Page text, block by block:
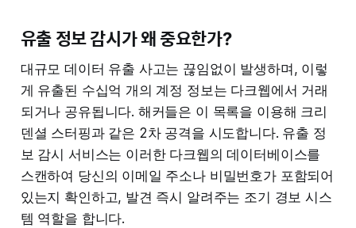
유출 정보 감시가 왜 중요한가?
대규모 데이터 유출 사고는 끊임없이 발생하며, 이렇
게 유출된 수십억 개의 계정 정보는 다크웹에서 거래
되거나 공유됩니다. 해커들은 이 목록을 이용해 크리
덴셜 스터핑과 같은 2차 공격을 시도합니다. 유출 정
보 감시 서비스는 이러한 다크웹의 데이터베이스를
스캔하여 당신의 이메일 주소나 비밀번호가 포함되어
있는지 확인하고, 발견 즉시 알려주는 조기 경보 시스
템 역할을 합니다.